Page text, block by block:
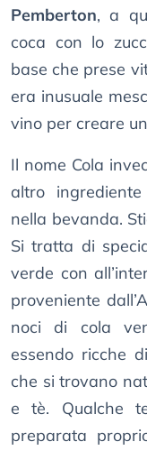
Pemberton, a
coca con lo
base che prese
era inusuale
vino per creare
Il nome Cola
altro
nella bevanda.
Si tratta di
verde con
proveniente
noci di cola
essendo ricche
che si trovano
e tè. Qualche
preparata